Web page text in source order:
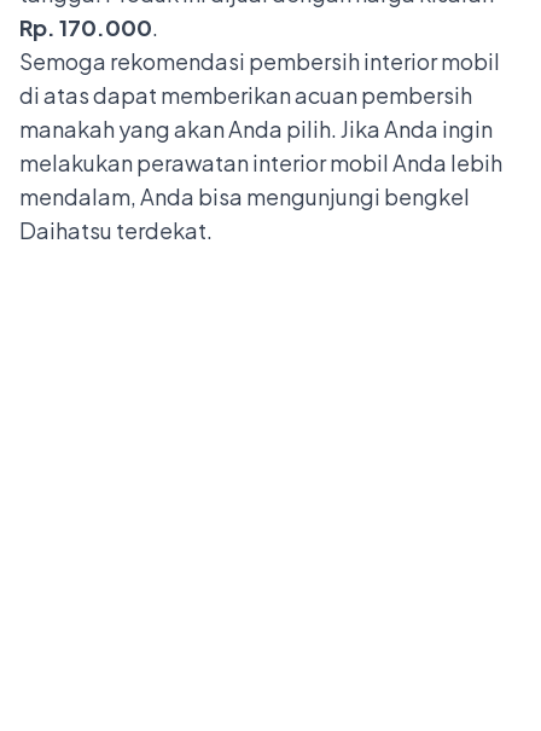
Rp. 170.000.
Semoga rekomendasi pembersih interior mobil
di atas dapat memberikan acuan pembersih
manakah yang akan Anda pilih. Jika Anda ingin
melakukan perawatan interior mobil Anda lebih
mendalam, Anda bisa mengunjungi bengkel
Daihatsu terdekat.